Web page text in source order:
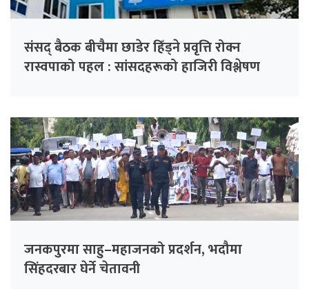
संसद् बैठक बीचैमा छाडेर हिँड्ने प्रवृत्ति रोक्न
रास्वपाको पहल : सांसदहरूको हाजिरी विश्लेषण
जनकपुरमा साहु–महाजनको प्रदर्शन, भदौमा
सिंहदरबार घेर्ने चेतावनी